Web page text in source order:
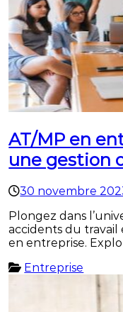
AT/MP en
une gestion
30 novembre
Plongez dans
accidents du travail
en entreprise.
Entreprise